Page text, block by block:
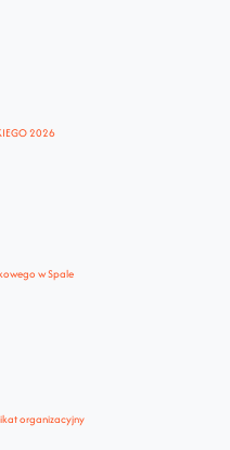
2026
w Spale
organizacyjny